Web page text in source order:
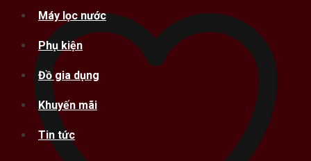
Máy lọc nước
Phụ kiện
Đồ gia dụng
Khuyến mãi
Tin tức